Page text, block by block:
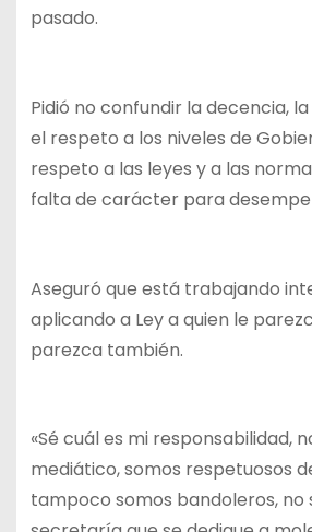
pasado.
Pidió no confundir la decencia,
el respeto a los niveles de
respeto a las leyes y a las
falta de carácter para
Aseguró que está trabajando
aplicando a Ley a quien le
parezca también.
«Sé cuál es mi responsabilidad,
mediático, somos respetuosos
tampoco somos bandoleros, no